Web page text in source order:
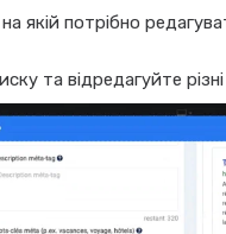
якій потрібно
та відредагуйте